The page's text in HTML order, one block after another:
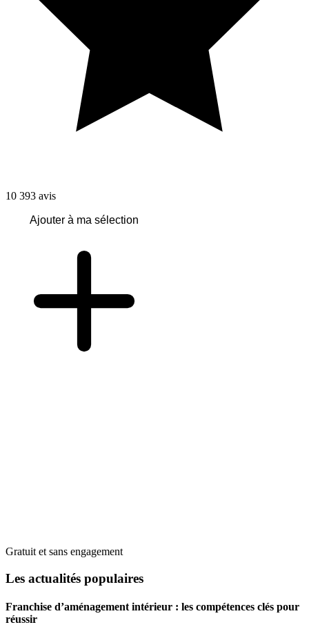
10 393 avis
Ajouter à ma sélection
Gratuit et sans engagement
Les actualités populaires
Franchise d’aménagement intérieur : les compétences clés pour
réussir